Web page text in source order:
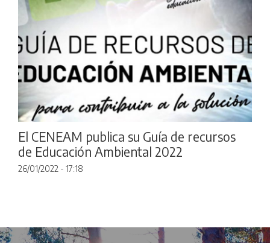
El CENEAM publica su Guía de recursos
de Educación Ambiental 2022
26/01/2022 - 17:18